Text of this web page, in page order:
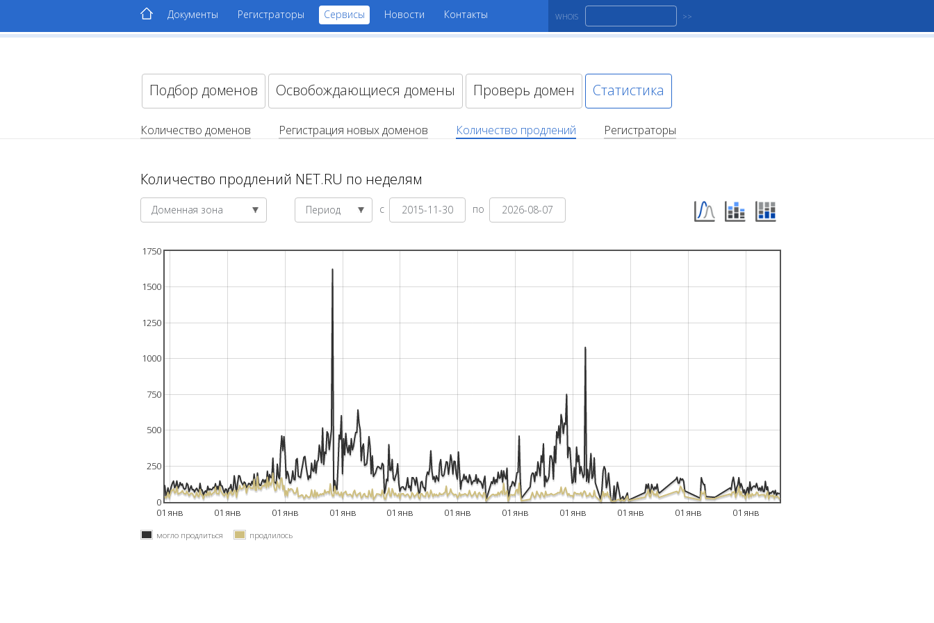
Документы Регистраторы Сервисы Новости Контакты WHOIS
Подбор доменов Освобождающиеся домены Проверь домен Статистика
Количество доменов Регистрация новых доменов Количество продлений Регистраторы
Количество продлений NET.RU по неделям
Доменная зона Период с по
01 янв 01 янв 01 янв 01 янв 01 янв 01 янв 01 янв 01 янв 01 янв 01 янв 01 янв
0
250
500
750
1000
1250
1500
1750
могло продлиться продлилось